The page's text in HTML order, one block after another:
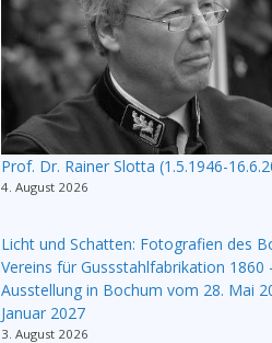
Prof. Dr. Rainer Slotta (1.5.1946-
4. August 2026
Licht und Schatten: Fotografien des
Vereins für Gussstahlfabrikation 1860
Ausstellung in Bochum vom 28. Mai
Januar 2027
3. August 2026